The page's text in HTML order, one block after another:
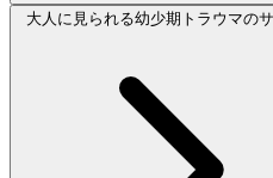
大人に見られる幼少期トラウマの